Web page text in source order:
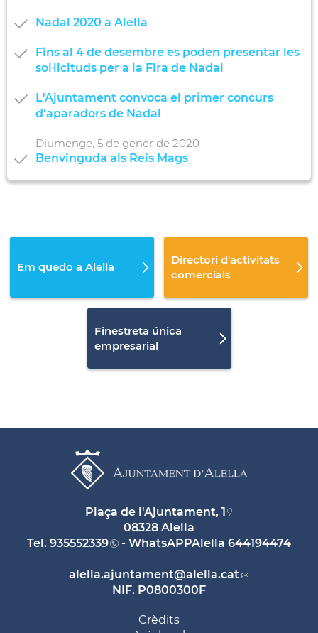
Nadal 2020 a Alella
Fins al 4 de desembre es poden presentar les
sol·licituds per a la Fira de Nadal
L'Ajuntament convoca el primer concurs
d'aparadors de Nadal
Diumenge, 5 de gener de 2020
Benvinguda als Reis Mags
Em quedo a Alella
Directori d'activitats
comercials
Finestreta única
empresarial
Plaça de l'Ajuntament, 1
08328 Alella
Tel. 935552339 - WhatsAPPAlella 644194474
alella.ajuntament@alella.cat
NIF. P0800300F
Crèdits